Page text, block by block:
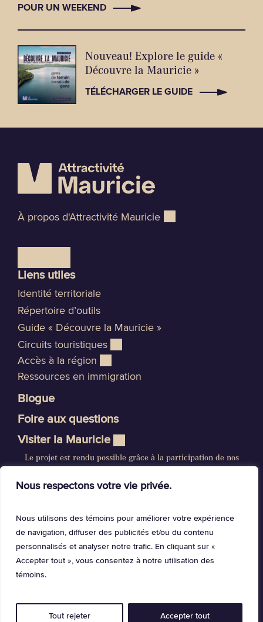
Nous respectons votre vie privée.
Nous utilisons des témoins pour améliorer votre expérience
de navigation, diffuser des publicités et/ou du contenu
personnalisés et analyser notre trafic. En cliquant sur «
Accepter tout », vous consentez à notre utilisation des
témoins.
Tout rejeter Accepter tout
POUR UN WEEKEND
Nouveau! Explore le guide «
Découvre la Mauricie »
TÉLÉCHARGER LE GUIDE
À propos d'Attractivité Mauricie
Liens utiles
Identité territoriale
Répertoire d’outils
Guide « Découvre la Mauricie »
Circuits touristiques
Accès à la région
Ressources en immigration
Blogue
Foire aux questions
Visiter la Mauricie
Le projet est rendu possible grâce à la participation de nos
Absolu